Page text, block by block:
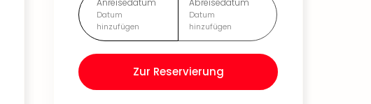
Datum
hinzufügen
Datum
hinzufügen
Zur Reservierung